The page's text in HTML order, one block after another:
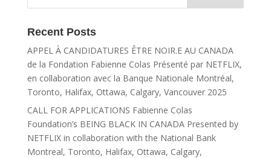
Recent Posts
APPEL À CANDIDATURES ÊTRE NOIR.E AU CANADA
de la Fondation Fabienne Colas Présenté par NETFLIX,
en collaboration avec la Banque Nationale Montréal,
Toronto, Halifax, Ottawa, Calgary, Vancouver 2025
CALL FOR APPLICATIONS Fabienne Colas
Foundation’s BEING BLACK IN CANADA Presented by
NETFLIX in collaboration with the National Bank
Montreal, Toronto, Halifax, Ottawa, Calgary,